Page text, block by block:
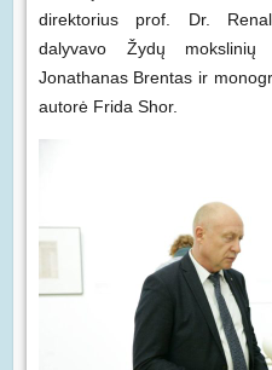
direktorius prof. Dr.
dalyvavo Žydų mokslinių
Jonathanas Brentas ir
autorė Frida Shor.